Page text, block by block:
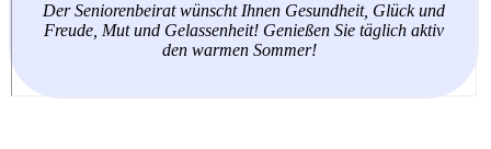
Der Seniorenbeirat wünscht Ihnen Gesundheit, Glück und
Freude, Mut und Gelassenheit! Genießen Sie täglich aktiv
den warmen Sommer!